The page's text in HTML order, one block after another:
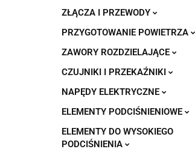
ZŁĄCZA I PRZEWODY
PRZYGOTOWANIE POWIETRZA
ZAWORY ROZDZIELAJĄCE
CZUJNIKI I PRZEKAŹNIKI
NAPĘDY ELEKTRYCZNE
ELEMENTY PODCIŚNIENIOWE
ELEMENTY DO WYSOKIEGO
PODCIŚNIENIA